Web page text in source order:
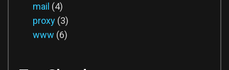
mail (4)
proxy (3)
www (6)